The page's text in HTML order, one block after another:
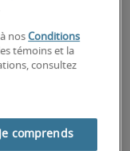
des compétences
détenir des
nosConditions
témoins et la
consultez
Je comprends